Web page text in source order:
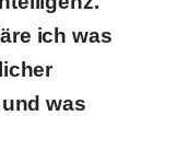
ich was
was